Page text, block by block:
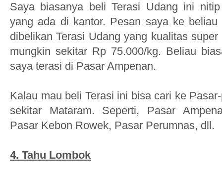
Saya biasanya beli Terasi Udang ini
yang ada di kantor. Pesan saya ke beliau
dibelikan Terasi Udang yang kualitas
mungkin sekitar Rp 75.000/kg. Beliau
saya terasi di Pasar Ampenan.
Kalau mau beli Terasi ini bisa cari ke
sekitar Mataram. Seperti, Pasar
Pasar Kebon Rowek, Pasar Perumnas, dll.
4. Tahu Lombok